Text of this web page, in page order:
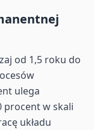
od 1,5 roku do
ulega
procent w skali
układu